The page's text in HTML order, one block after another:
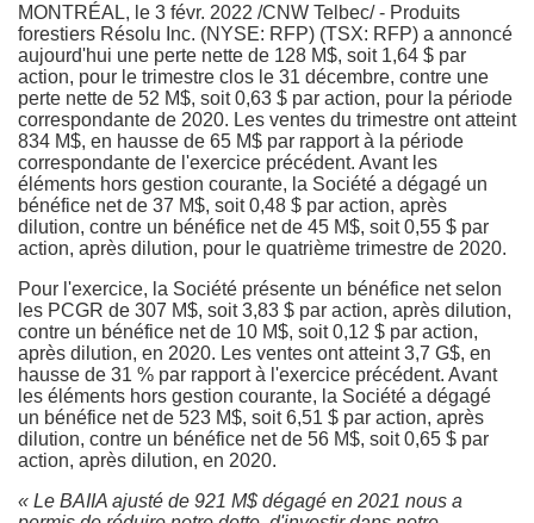
MONTRÉAL, le 3 févr. 2022 /CNW Telbec/ - Produits
forestiers Résolu Inc. (NYSE: RFP) (TSX: RFP) a annoncé
aujourd'hui une perte nette de 128 M$, soit 1,64 $ par
action, pour le trimestre clos le 31 décembre, contre une
perte nette de 52 M$, soit 0,63 $ par action, pour la période
correspondante de 2020. Les ventes du trimestre ont atteint
834 M$, en hausse de 65 M$ par rapport à la période
correspondante de l'exercice précédent. Avant les
éléments hors gestion courante, la Société a dégagé un
bénéfice net de 37 M$, soit 0,48 $ par action, après
dilution, contre un bénéfice net de 45 M$, soit 0,55 $ par
action, après dilution, pour le quatrième trimestre de 2020.
Pour l'exercice, la Société présente un bénéfice net selon
les PCGR de 307 M$, soit 3,83 $ par action, après dilution,
contre un bénéfice net de 10 M$, soit 0,12 $ par action,
après dilution, en 2020. Les ventes ont atteint 3,7 G$, en
hausse de 31 % par rapport à l'exercice précédent. Avant
les éléments hors gestion courante, la Société a dégagé
un bénéfice net de 523 M$, soit 6,51 $ par action, après
dilution, contre un bénéfice net de 56 M$, soit 0,65 $ par
action, après dilution, en 2020.
« Le BAIIA ajusté de 921 M$ dégagé en 2021 nous a